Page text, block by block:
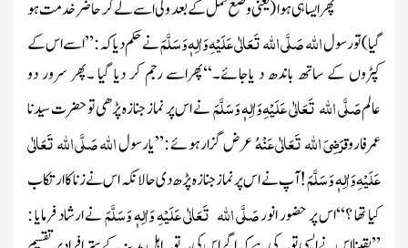
پھر ایساہی ہوا(یعنی وضع حمل کے بعد ولی اسے لے کر حاضر خدمت ہو
گیا )تو رسولاللہصَلَّی اللہ تَعَالٰی عَلَیْہِ وَاٰلِہٖ وَسَلَّمَنے حکم دیا کہ : ’’اسے اس کے
کپڑوں کے ساتھ باندھ د یاجائے۔‘‘پھراسے رجم کر دیا گیا ۔پھر سرور دو
عالمصَلَّی اللہ تَعَالٰی عَلَیْہِ وَاٰلِہٖ وَسَلَّمَنے اس پر نماز جنازہ پڑھی تو حضرت سیدنا
عمر فاروقرَضِیَ اللہ تَعَالٰی عَنْہُعرض گزار ہوئے : ’’یا رسولاللہصَلَّی اللہ تَعَالٰی
عَلَیْہِ وَاٰلِہٖ وَسَلَّمَ!آپ نے اس پر نماز جنازہ پڑھ دی حالانکہ اس نے زنا کا ارتکاب
کیا تھا ؟‘‘اس پر حضور انورصَلَّی اللہ تَعَالٰی عَلَیْہِ وَاٰلِہٖ وَسَلَّمَنے ارشاد فرمایا :